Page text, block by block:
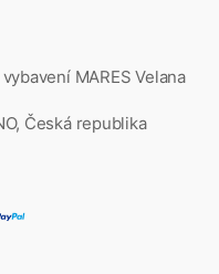
MARES Velana
Česká republika